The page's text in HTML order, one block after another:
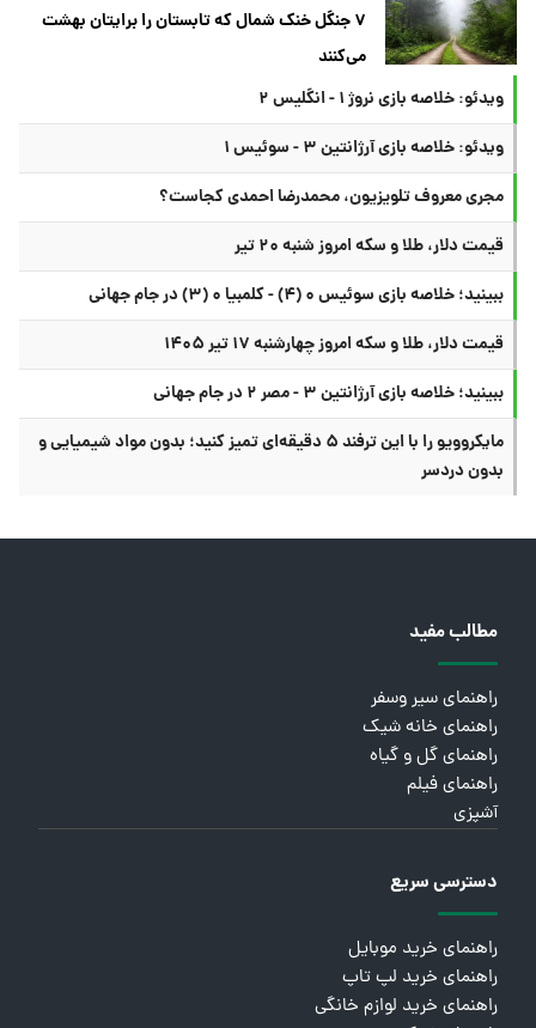
۷ جنگل خنک شمال که تابستان را برایتان بهشت
می‌کنند
ویدئو: خلاصه بازی نروژ ۱ - انگلیس ۲
ویدئو: خلاصه بازی آرژانتین ۳ - سوئیس ۱
مجری معروف تلویزیون، محمدرضا احمدی کجاست؟
قیمت دلار، طلا و سکه امروز شنبه ۲۰ تیر
ببینید؛ خلاصه بازی سوئیس ۰ (۴) - کلمبیا ۰ (۳) در جام جهانی
قیمت دلار، طلا و سکه امروز چهارشنبه ۱۷ تیر ۱۴۰۵
ببینید؛ خلاصه بازی آرژانتین ۳ - مصر ۲ در جام جهانی
مایکروویو را با این ترفند ۵ دقیقه‌ای تمیز کنید؛ بدون مواد شیمیایی و
بدون دردسر
مطالب مفید
راهنمای سیر وسفر
راهنمای خانه شیک
راهنمای گل و گیاه
راهنمای فیلم
آشپزی
دسترسی سریع
راهنمای خرید موبایل
راهنمای خرید لپ تاپ
راهنمای خرید لوازم خانگی